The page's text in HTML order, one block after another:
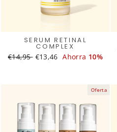
SERUM RETINAL
COMPLEX
Translation
€14,95 Translation
€13,46 Ahorra 10%
Oferta